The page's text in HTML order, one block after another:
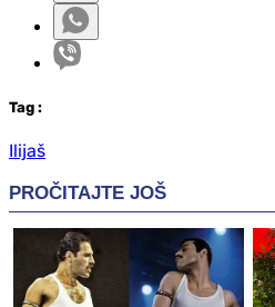
Tag :
Ilijaš